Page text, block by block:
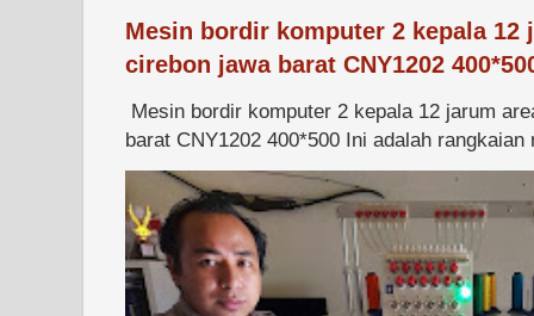
Mesin bordir komputer 2 kepala 12
cirebon jawa barat CNY1202
Mesin bordir komputer 2 kepala 12 jarum
barat CNY1202 400*500 Ini adalah